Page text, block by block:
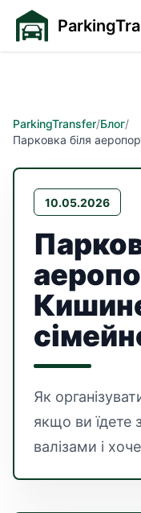
ParkingTransfer/Блог/
Парковка біля
10.05.2026
Як
якщо ви їдете
валізами і